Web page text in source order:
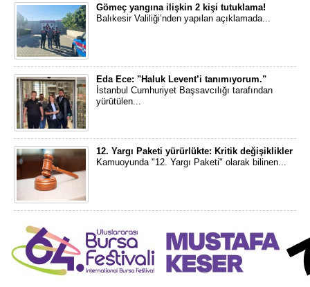
Gömeç yangına ilişkin 2 kişi tutuklama!
Balıkesir Valiliği’nden yapılan açıklamada...
Eda Ece: "Haluk Levent’i tanımıyorum."
İstanbul Cumhuriyet Başsavcılığı tarafından
yürütülen...
12. Yargı Paketi yürürlükte: Kritik değişiklikler
Kamuoyunda "12. Yargı Paketi" olarak bilinen...